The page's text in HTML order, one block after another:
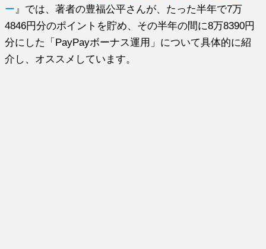
ー 』では、著者の豊福公平さんが、たった半年で7万
4846円分のポイントを貯め、その半年の間に8万8390円
分にした「PayPayボーナス運用」について具体的に紹
介し、オススメしています。